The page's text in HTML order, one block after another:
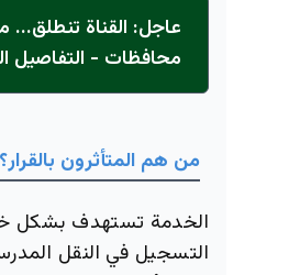
محافظات - التفاصيل
من هم المتأثرون بالقرار؟
الخدمة تستهدف بشكل
التسجيل في النقل